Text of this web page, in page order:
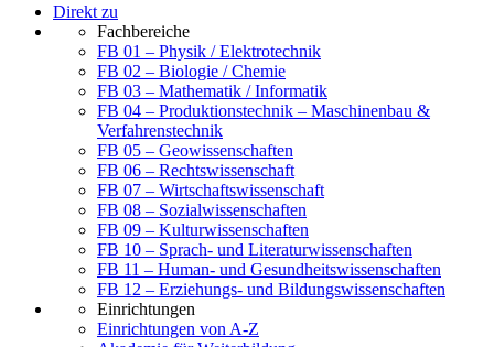
Direkt zu
Fachbereiche
FB 01 – Physik / Elektrotechnik
FB 02 – Biologie / Chemie
FB 03 – Mathematik / Informatik
FB 04 – Produktionstechnik – Maschinenbau &
Verfahrenstechnik
FB 05 – Geowissenschaften
FB 06 – Rechtswissenschaft
FB 07 – Wirtschaftswissenschaft
FB 08 – Sozialwissenschaften
FB 09 – Kulturwissenschaften
FB 10 – Sprach- und Literaturwissenschaften
FB 11 – Human- und Gesundheitswissenschaften
FB 12 – Erziehungs- und Bildungswissenschaften
Einrichtungen
Einrichtungen von A-Z